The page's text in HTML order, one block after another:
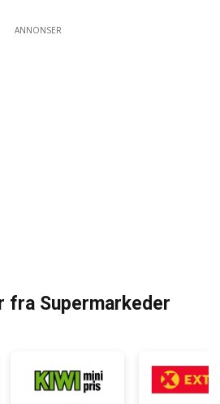
ANNONSER
fra Supermarkeder